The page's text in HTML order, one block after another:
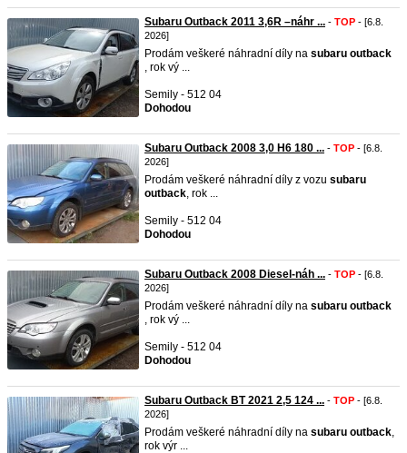
Subaru Outback 2011 3,6R –náhr ... - TOP - [6.8.
2026]
Prodám veškeré náhradní díly na subaru outback
, rok vý ...
Semily - 512 04
Dohodou
Subaru Outback 2008 3,0 H6 180 ... - TOP - [6.8.
2026]
Prodám veškeré náhradní díly z vozu subaru
outback, rok ...
Semily - 512 04
Dohodou
Subaru Outback 2008 Diesel-náh ... - TOP - [6.8.
2026]
Prodám veškeré náhradní díly na subaru outback
, rok vý ...
Semily - 512 04
Dohodou
Subaru Outback BT 2021 2,5 124 ... - TOP - [6.8.
2026]
Prodám veškeré náhradní díly na subaru outback,
rok výr ...